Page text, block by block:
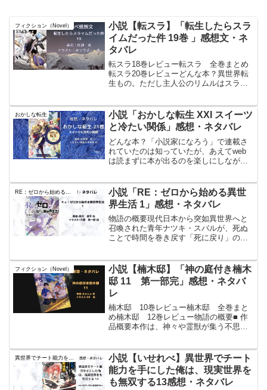
フィクション（Novel）
小説【転スラ】「転生したらスラ
イムだった件 19巻 」感想文・ネ
タバレ
転スラ18巻レビュー転スラ 全巻まとめ
転スラ20巻レビューどんな本？異世界転
生もの。ただし主人公のリムルはスライ
に、、、そんなスライムからジュラ・テ
ンペストの主となる成り...
おかしな転生
小説「おかしな転生 XXI スイーツ
と冷たい関係」感想・ネタバレ
どんな本？「小説家になろう」で連載さ
れていたのは知っていたが、あえてweb
は読まずに本が出るのを楽しにしながら
エになれると思ってたのに、大会中の不
慮の事故で亡くなって...
小説「RE：ゼロから始める異世
界生活 1」感想・ネタバレ
物語の概要現代日本から突如異世界へと
召喚された青年ナツキ・スバルが、死ぬ
ことで時間を巻き戻す「死に戻り」の能
アスな心理描写とサスペンス要素が色濃
く織り込まれている。スバ...
フィクション（Novel）
小説【楠木邸】「神の庭付き楠木
邸 11 第一部完」感想・ネタバ
レ
楠木邸 10巻レビュー楠木邸 全巻まと
め楠木邸 12巻レビュー物語の概要■ 作
品概要本作は、神々や霊獣が集う不思議
代ファンタジー（スローライフ）小説の
第11巻である 。...
異世界でチート能力を手にした俺は、現実世界をも無双する
小説【いせれべ】異世界でチート
能力を手にした俺は、現実世界を
も無双する13感想・ネタバレ